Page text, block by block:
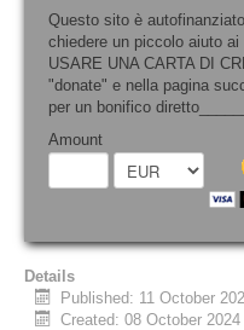
Questo sito è
chiedere un piccolo aiuto
USARE UNA CARTA DI
"donate" e nella pagina
per un bonifico
Amount
Details
Published: 11 October
Created: 08 October 2024